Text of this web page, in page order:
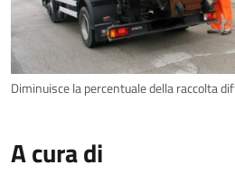
Diminuisce la percentuale della raccolta
A cura di